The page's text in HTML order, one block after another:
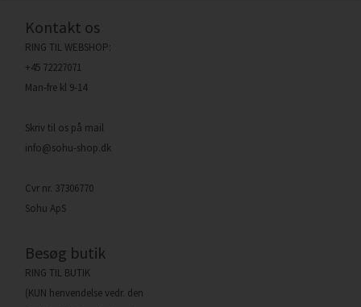
Kontakt os
RING TIL WEBSHOP:
+45 72227071
Man-fre kl 9-14
Skriv til os på mail
info@sohu-shop.dk
Cvr nr. 37306770
Sohu ApS
Besøg butik
RING TIL BUTIK
(KUN henvendelse vedr. den